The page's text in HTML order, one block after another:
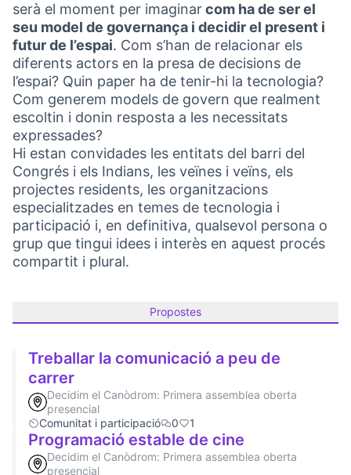
serà el moment per imaginarcom ha de ser el
seu model de governança i decidir el present i
futur de l’espai. Com s’han de relacionar els
diferents actors en la presa de decisions de
l’espai? Quin paper ha de tenir-hi la tecnologia?
Com generem models de govern que realment
escoltin i donin resposta a les necessitats
expressades?
Hi estan convidades les entitats del barri del
Congrés i els Indians, les veïnes i veïns, els
projectes residents, les organitzacions
especialitzades en temes de tecnologia i
participació i, en definitiva, qualsevol persona o
grup que tingui idees i interès en aquest procés
compartit i plural.
Propostes
Treballar la comunicació a peu de
carrer
Decidim el Canòdrom: Primera assemblea oberta
presencial
Comunitat i participació
0 1
Programació estable de cine
Decidim el Canòdrom: Primera assemblea oberta
presencial